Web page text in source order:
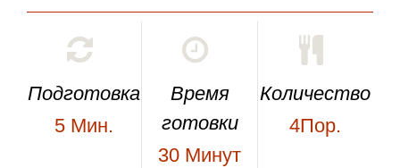
Подготовка
5 Мин.
Время
готовки
30 Минут
Количество
4Пор.